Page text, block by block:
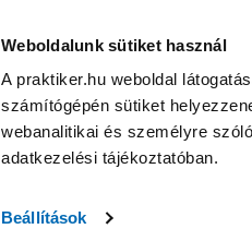
Weboldalunk sütiket használ
A praktiker.hu weboldal
számítógépén sütiket
webanalitikai és személyre
adatkezelési tájékoztatóban.
Beállítások